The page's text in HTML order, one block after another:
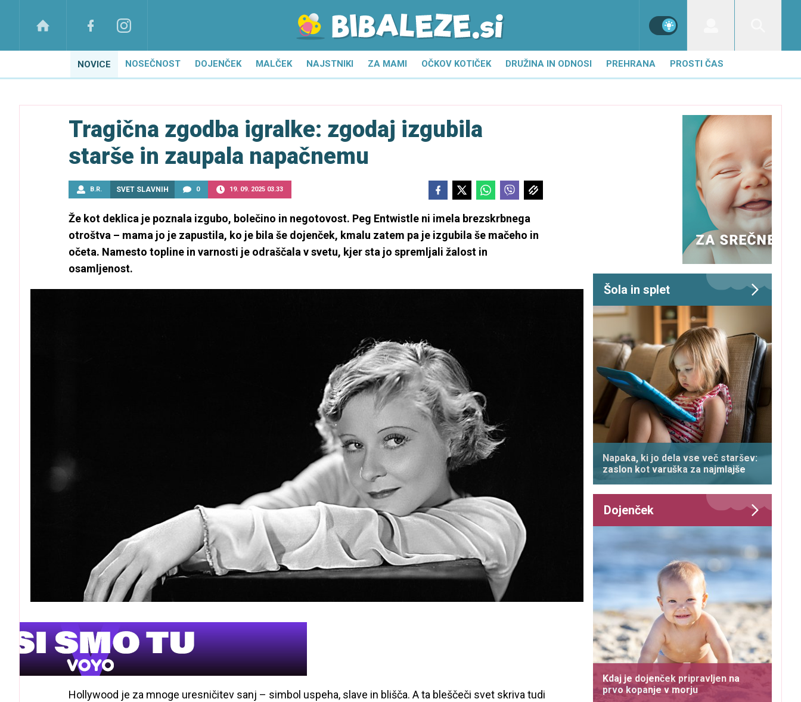
NOVICE NOSEČNOST DOJENČEK MALČEK NAJSTNIKI ZA MAMI OČKOV KOTIČEK DRUŽINA IN ODNOSI PREHRANA PROSTI ČAS
Tragična zgodba igralke: zgodaj izgubila
starše in zaupala napačnemu
B.R. SVET SLAVNIH 0 19. 09. 2025 03.33
Že kot deklica je poznala izgubo, bolečino in negotovost. Peg Entwistle ni imela brezskrbnega
otroštva – mama jo je zapustila, ko je bila še dojenček, kmalu zatem pa je izgubila še mačeho in
očeta. Namesto topline in varnosti je odraščala v svetu, kjer sta jo spremljali žalost in
osamljenost.
Hollywood je za mnoge uresničitev sanj – simbol uspeha, slave in blišča. A ta bleščeči svet skriva tudi
Šola in splet
Napaka, ki jo dela vse več staršev:
zaslon kot varuška za najmlajše
Dojenček
Kdaj je dojenček pripravljen na
prvo kopanje v morju